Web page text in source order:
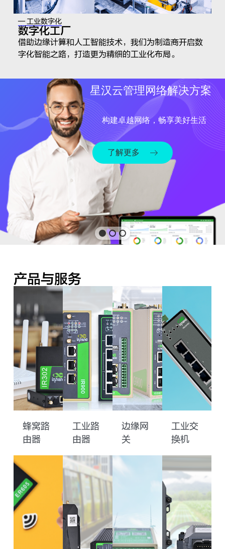
— 工业数字化
数字化工厂
借助边缘计算和人工智能技术，我们为制造商开启数
字化智能之路，打造更为精细的工业化布局。
星汉云管理网络解决方案
构建卓越网络，畅享美好生活
了解更多
产品与服务
蜂窝路
由器
工业路
由器
边缘网
关
工业交
换机